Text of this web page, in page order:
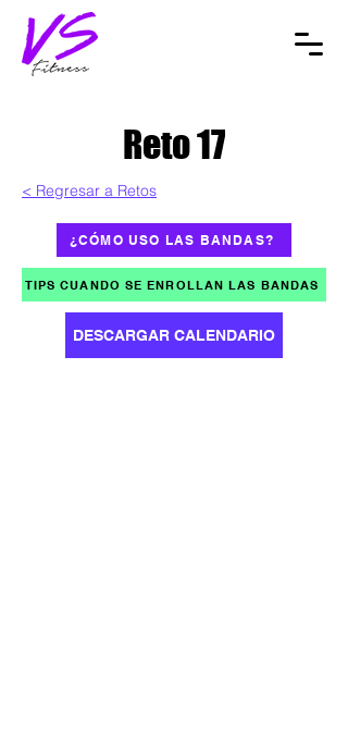
Reto 17
< Regresar a Retos
¿CÓMO USO LAS BANDAS?
TIPS CUANDO SE ENROLLAN LAS BANDAS
DESCARGAR CALENDARIO